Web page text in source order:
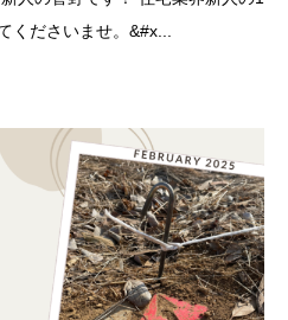
くださいませ。&#x...